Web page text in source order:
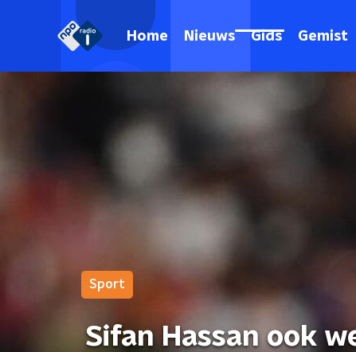
Home Nieuws Gids Gemist
Sport
Sifan Hassan ook